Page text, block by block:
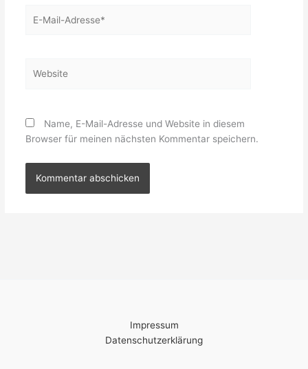
Mail-
Name, E-Mail-Adresse und Website in diesem
Browser für meinen nächsten Kommentar speichern.
Impressum
Datenschutzerklärung